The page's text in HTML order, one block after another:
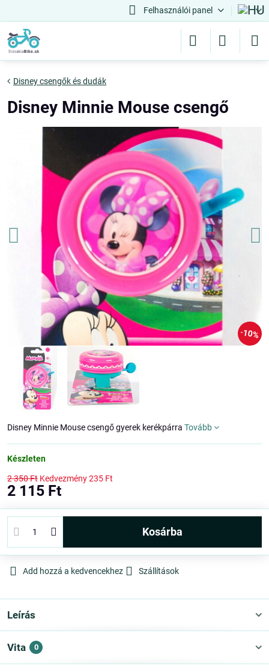
Felhasználói panel
10%
Disney csengők és dudák
Disney Minnie Mouse csengő
Disney Minnie Mouse csengő gyerek kerékpárra Tovább
Készleten
2 350 Ft Kedvezmény235 Ft
2 115 Ft
kosárba
Add hozzá a kedvencekhez Szállítások
Leírás
Vita 0